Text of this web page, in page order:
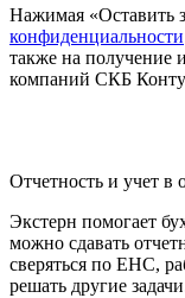
Нажимая «Оставить
конфиденциальности
также на
компаний СКБ
Отчетность и учет в
Экстерн помогает
можно сдавать
сверяться по ЕНС,
решать другие